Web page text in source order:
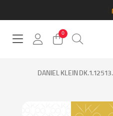
0